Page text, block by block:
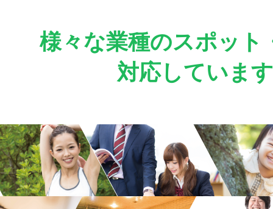
様々な業種のスポット
対応しています